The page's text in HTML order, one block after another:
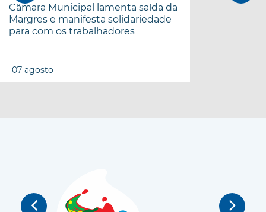
Câmara Municipal lamenta saída da
Margres e manifesta solidariedade
para com os trabalhadores
07 agosto